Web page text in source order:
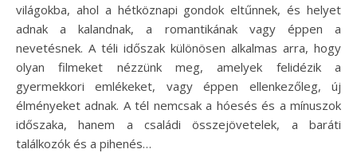
világokba, ahol a hétköznapi gondok eltűnnek, és helyet
adnak a kalandnak, a romantikának vagy éppen a
nevetésnek. A téli időszak különösen alkalmas arra, hogy
olyan filmeket nézzünk meg, amelyek felidézik a
gyermekkori emlékeket, vagy éppen ellenkezőleg, új
élményeket adnak. A tél nemcsak a hóesés és a mínuszok
időszaka, hanem a családi összejövetelek, a baráti
találkozók és a pihenés…